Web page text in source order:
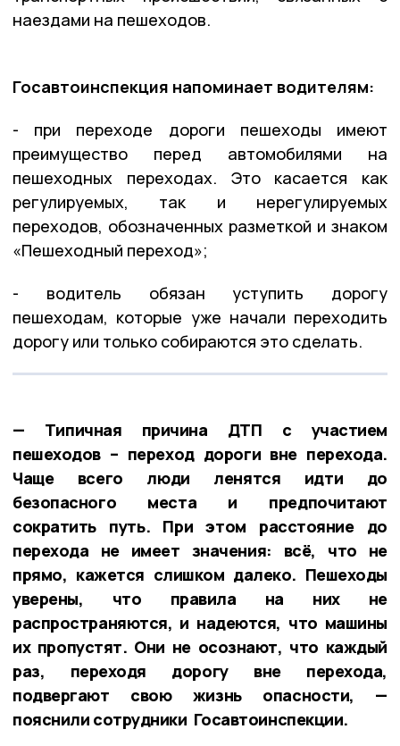
наездами на пешеходов.
Госавтоинспекция напоминает водителям:
- при переходе дороги пешеходы имеют
преимущество перед автомобилями на
пешеходных переходах. Это касается как
регулируемых, так и нерегулируемых
переходов, обозначенных разметкой и знаком
«Пешеходный переход»;
- водитель обязан уступить дорогу
пешеходам, которые уже начали переходить
дорогу или только собираются это сделать.
— Типичная причина ДТП с участием
пешеходов – переход дороги вне перехода.
Чаще всего люди ленятся идти до
безопасного места и предпочитают
сократить путь. При этом расстояние до
перехода не имеет значения: всё, что не
прямо, кажется слишком далеко. Пешеходы
уверены, что правила на них не
распространяются, и надеются, что машины
их пропустят. Они не осознают, что каждый
раз, переходя дорогу вне перехода,
подвергают свою жизнь опасности, —
пояснили сотрудники Госавтоинспекции.